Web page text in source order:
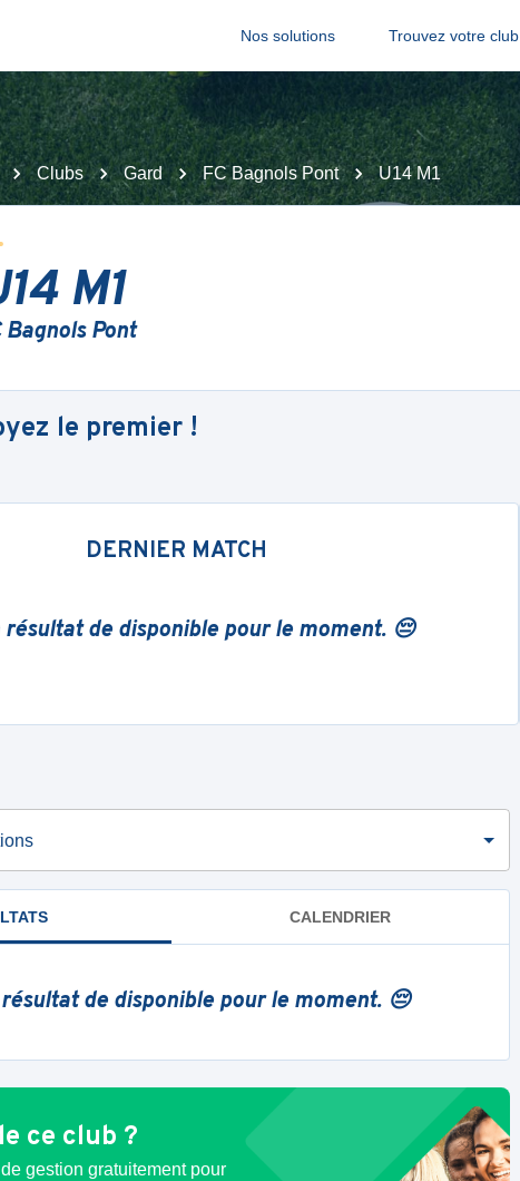
Nos solutions Trouvez votre club
Clubs Gard FC Bagnols Pont U14 M1
M1
Bagnols Pont
le premier !
DERNIER MATCH
de disponible pour le moment. 😔
CALENDRIER
de disponible pour le moment. 😔
ce club ?
gestion gratuitement pour